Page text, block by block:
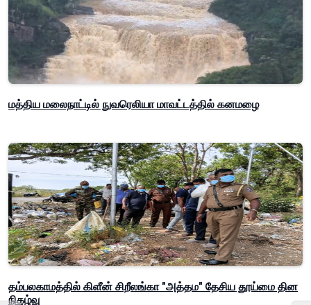
மத்திய மலைநாட்டில் நுவரெலியா மாவட்டத்தில் கனமழை
தம்பலகாமத்தில் கிளீன் சிறீலங்கா "அத்தம" தேசிய தூய்மை தின
நிகழ்வு